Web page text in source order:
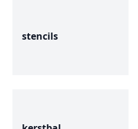
stencils